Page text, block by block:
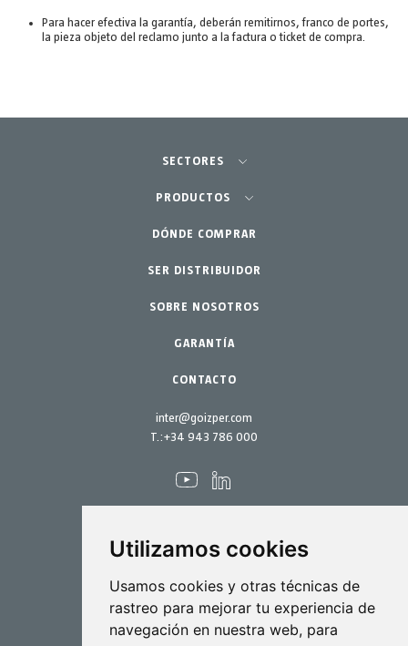
Utilizamos cookies
Usamos cookies y otras técnicas de
rastreo para mejorar tu experiencia de
navegación en nuestra web, para
Para hacer efectiva la garantía, deberán remitirnos, franco de portes,
la pieza objeto del reclamo junto a la factura o ticket de compra.
inter@goizper.com
T.:+34 943 786 000
Pulverización
Biotecnología
SECTORES
Agricultura-Huerta
Jardinería profesional
Jardín-Hogar
PRODUCTOS
Equipos
Accesorios
Repuestos
Kits mantenimiento
DÓNDE COMPRAR
SER DISTRIBUIDOR
SOBRE NOSOTROS
GARANTÍA
CONTACTO